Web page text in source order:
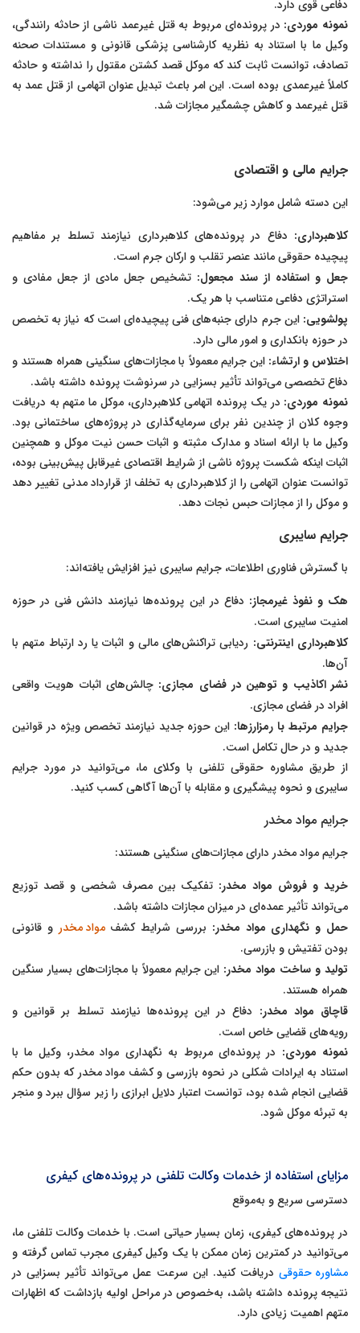
دفاعی قوی دارد.
نمونه موردی: در پرونده‌ای مربوط به قتل غیرعمد ناشی از حادثه رانندگی،
وکیل ما با استناد به نظریه کارشناسی پزشکی قانونی و مستندات صحنه
تصادف، توانست ثابت کند که موکل قصد کشتن مقتول را نداشته و حادثه
کاملاً غیرعمدی بوده است. این امر باعث تبدیل عنوان اتهامی از قتل عمد به
قتل غیرعمد و کاهش چشمگیر مجازات شد.
جرایم مالی و اقتصادی
این دسته شامل موارد زیر می‌شود:
کلاهبرداری: دفاع در پرونده‌های کلاهبرداری نیازمند تسلط بر مفاهیم
پیچیده حقوقی مانند عنصر تقلب و ارکان جرم است.
جعل و استفاده از سند مجعول: تشخیص جعل مادی از جعل مفادی و
استراتژی دفاعی متناسب با هر یک.
پولشویی: این جرم دارای جنبه‌های فنی پیچیده‌ای است که نیاز به تخصص
در حوزه بانکداری و امور مالی دارد.
اختلاس و ارتشاء: این جرایم معمولاً با مجازات‌های سنگینی همراه هستند و
دفاع تخصصی می‌تواند تأثیر بسزایی در سرنوشت پرونده داشته باشد.
نمونه موردی: در یک پرونده اتهامی کلاهبرداری، موکل ما متهم به دریافت
وجوه کلان از چندین نفر برای سرمایه‌گذاری در پروژه‌های ساختمانی بود.
وکیل ما با ارائه اسناد و مدارک مثبته و اثبات حسن نیت موکل و همچنین
اثبات اینکه شکست پروژه ناشی از شرایط اقتصادی غیرقابل پیش‌بینی بوده،
توانست عنوان اتهامی را از کلاهبرداری به تخلف از قرارداد مدنی تغییر دهد
و موکل را از مجازات حبس نجات دهد.
جرایم سایبری
با گسترش فناوری اطلاعات، جرایم سایبری نیز افزایش یافته‌اند:
هک و نفوذ غیرمجاز: دفاع در این پرونده‌ها نیازمند دانش فنی در حوزه
امنیت سایبری است.
کلاهبرداری اینترنتی: ردیابی تراکنش‌های مالی و اثبات یا رد ارتباط متهم با
آن‌ها.
نشر اکاذیب و توهین در فضای مجازی:چالش‌های اثبات هویت واقعی
افراد در فضای مجازی.
جرایم مرتبط با رمزارزها: این حوزه جدید نیازمند تخصص ویژه در قوانین
جدید و در حال تکامل است.
از طریق مشاوره حقوقی تلفنی با وکلای ما، می‌توانید در مورد جرایم
سایبری و نحوه پیشگیری و مقابله با آن‌ها آگاهی کسب کنید.
جرایم مواد مخدر
جرایم مواد مخدر دارای مجازات‌های سنگینی هستند:
خرید و فروش مواد مخدر: تفکیک بین مصرف شخصی و قصد توزیع
می‌تواند تأثیر عمده‌ای در میزان مجازات داشته باشد.
حمل و نگهداری مواد مخدر: بررسی شرایط کشفمواد مخدر و قانونی
بودن تفتیش و بازرسی.
تولید و ساخت مواد مخدر: این جرایم معمولاً با مجازات‌های بسیار سنگین
همراه هستند.
قاچاق مواد مخدر: دفاع در این پرونده‌ها نیازمند تسلط بر قوانین و
رویه‌های قضایی خاص است.
نمونه موردی: در پرونده‌ای مربوط به نگهداری مواد مخدر، وکیل ما با
استناد به ایرادات شکلی در نحوه بازرسی و کشف مواد مخدر که بدون حکم
قضایی انجام شده بود، توانست اعتبار دلایل ابرازی را زیر سؤال ببرد و منجر
به تبرئه موکل شود.
مزایای استفاده از خدمات وکالت تلفنی در پرونده‌های کیفری
دسترسی سریع و به‌موقع
در پرونده‌های کیفری، زمان بسیار حیاتی است. با خدمات وکالت تلفنی ما،
می‌توانید در کمترین زمان ممکن با یک وکیل کیفری مجرب تماس گرفته و
مشاوره حقوقی دریافت کنید. این سرعت عمل می‌تواند تأثیر بسزایی در
نتیجه پرونده داشته باشد، به‌خصوص در مراحل اولیه بازداشت که اظهارات
متهم اهمیت زیادی دارد.